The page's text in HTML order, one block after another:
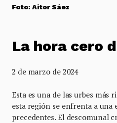
Foto: Aitor Sáez
La hora cero
2 de marzo de 2024
Esta es una de las urbes más
esta región se enfrenta a una
precedentes. El descomunal